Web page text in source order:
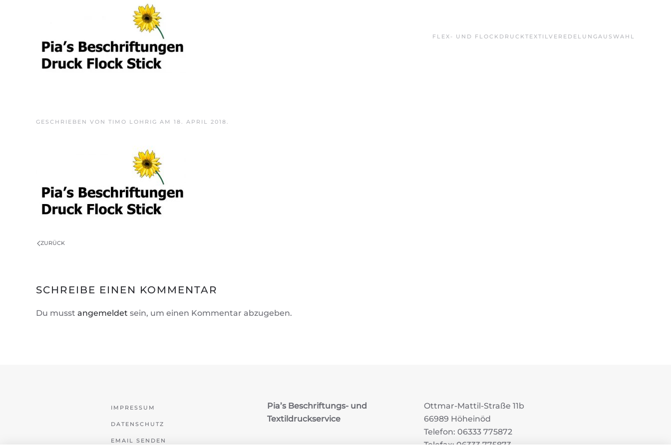
FLEX- UND FLOCKDRUCKTEXTILVEREDELUNGAUSWAHL
GESCHRIEBEN VON TIMO LOHRIG AM 18. APRIL 2018.
ZURÜCK
SCHREIBE EINEN KOMMENTAR
Du musst angemeldet sein, um einen Kommentar abzugeben.
IMPRESSUM
DATENSCHUTZ
EMAIL SENDEN
Pia’s Beschriftungs- und
Textildruckservice
Ottmar-Mattil-Straße 11b
66989 Höheinöd
Telefon: 06333 775872
Telefax: 06333 775873